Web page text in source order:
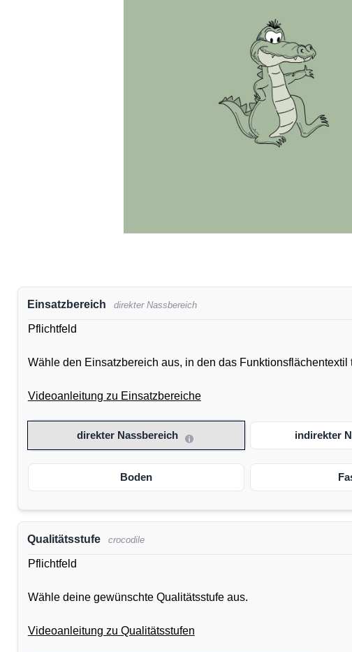
Einsatzbereich direkter Nassbereich
Pflichtfeld
Wähle den Einsatzbereich aus, in den das Funktionsflächentextil
Videoanleitung zu Einsatzbereiche
direkter Nassbereich indirekter
Boden
Qualitätsstufe crocodile
Pflichtfeld
Wähle deine gewünschte Qualitätsstufe aus.
Videoanleitung zu Qualitätsstufen